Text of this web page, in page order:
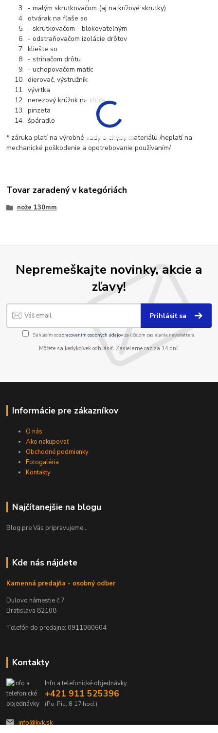
- malým skrutkovačom (aj na krížové skrutky)
otvárak na fľaše so
- skrutkovačom - blokovateľným
- odstraňovačom izolácie drôtov
kliešte so
- strihačom drôtu
- uchopovačom matíc
dierovač, výstružník
vývrtka
nerezový krúžok na kľúče
pinzeta
špáradlo
* záruka platí na výrobné vady a chyby materiálu /neplatí na
mechanické poškodenie a opotrebovanie používaním/
Tovar zaradený v kategóriách
nože 130mm
Nepremeškajte novinky, akcie a
zľavy!
Prihlásiť sa
Súhlasím sospracovaním osobných údajov za účelom zasielania newslettera.
Môžete sa kedykoľvek odhlásiť. Zasielame raz za 14 dní.
Informácie pre zákazníkov
O nás
Ako nakupovať
Obchodné podmienky
Fotogaléria
Kontakty
Najčítanejšie na blogu
Blog pre Vás pripravujeme...
Kde nás nájdete
Kamenná predajňa - osobný odber
Dulovo námestie č.7
Bratislava 82108
Telefón do predajne: 0911080604
Kontakty
Info a telefonické objednávky
+421 911 525396
(Po-Pia, 8-17 hod.)
info@kvk.sk